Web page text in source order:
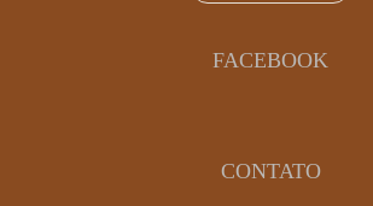
FACEBOOK
CONTATO